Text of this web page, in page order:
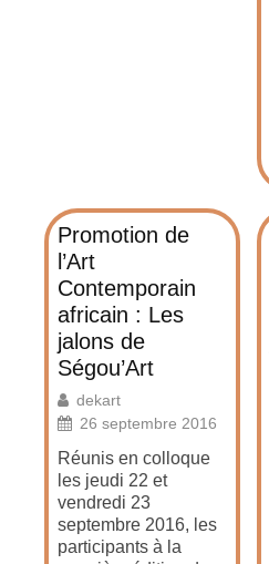
Promotion de
l’Art
Contemporain
africain : Les
jalons de
Ségou’Art
dekart
26 septembre 2016
Réunis en colloque
les jeudi 22 et
vendredi 23
septembre 2016, les
participants à la